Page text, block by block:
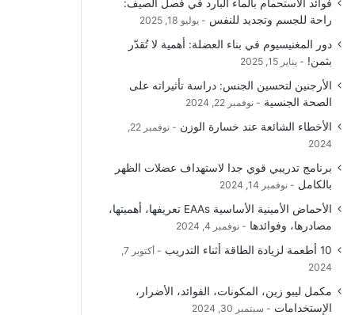
و
ك
T
u
b
e
ق
ر
ا
ا
ل
م
ع
R
فوائد الاستحمام بالماء البارد في فصل الصيف:
راحة للجسم وتجديد للنفس
يوليو 18, 2025
دور المغنيسيوم في بناء العضلة: أهمية لا تُقدّر
بثمن!
يناير 15, 2025
الأرجنين لتحسين الجنس: دراسة تأثيراته على
الصحة الجنسية
نوفمبر 22, 2024
الأخطاء الشائعة عند خسارة الوزن
نوفمبر 22,
2024
برنامج تدريبي قوي جدا لاستهداف عضلات الظهر
بالكامل
نوفمبر 14, 2024
الأحماض الأمينية الأساسية EAAs تعريفها، أهميتها،
مصادرها، وفوائدها
نوفمبر 4, 2024
10 أطعمة لزيادة الطاقة أثناء التدريب
أكتوبر 7,
2024
مكمل ليبو زين، المكونات، الفوائد، الأضرار،
الإستخدامات
سبتمبر 30, 2024